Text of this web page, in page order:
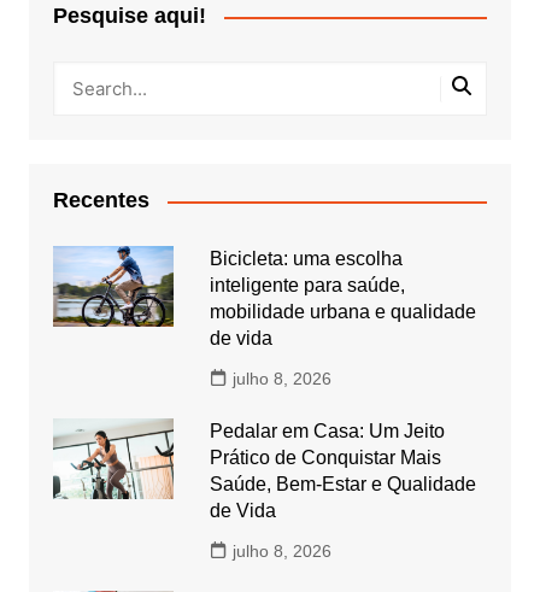
Pesquise aqui!
Recentes
Bicicleta: uma escolha
inteligente para saúde,
mobilidade urbana e qualidade
de vida
julho 8, 2026
Pedalar em Casa: Um Jeito
Prático de Conquistar Mais
Saúde, Bem-Estar e Qualidade
de Vida
julho 8, 2026